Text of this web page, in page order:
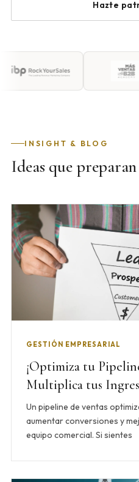
Hazte
INSIGHT & BLOG
Ideas que
GESTIÓN EMPRESARIAL
¡Optimiza tu
Multiplica tus
Un pipeline de ventas
aumentar conversiones y
equipo comercial. Si sientes